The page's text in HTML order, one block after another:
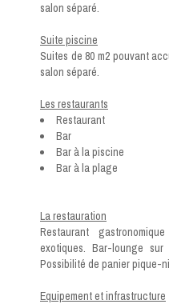
salon séparé.
Suite piscine
Suites de 80 m2 pouvant
salon séparé.
Les restaurants
Restaurant
Bar
Bar à la piscine
Bar à la plage
La restauration
Restaurant
exotiques. Bar-lounge
Possibilité de panier pique-
Equipement et infrastructure